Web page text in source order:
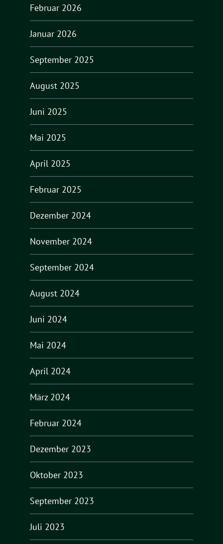
Februar 2026
Januar 2026
September 2025
August 2025
Juni 2025
Mai 2025
April 2025
Februar 2025
Dezember 2024
November 2024
September 2024
August 2024
Juni 2024
Mai 2024
April 2024
März 2024
Februar 2024
Dezember 2023
Oktober 2023
September 2023
Juli 2023